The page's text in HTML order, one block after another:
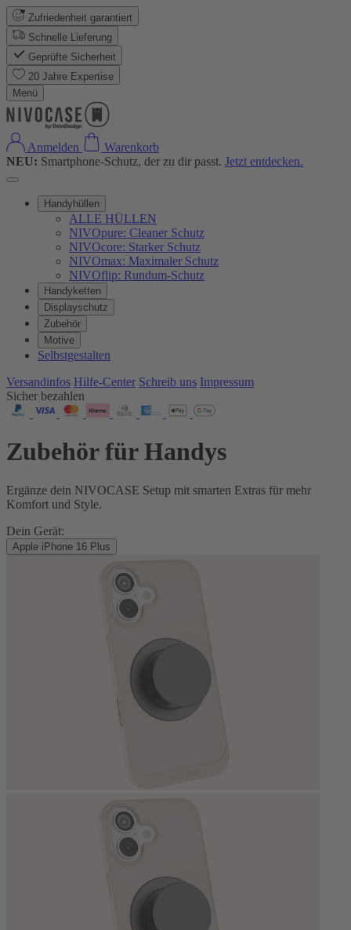
Zufriedenheit garantiert
Schnelle Lieferung
Geprüfte Sicherheit
20 Jahre Expertise
Menü
Anmelden
Warenkorb
NEU: Smartphone-Schutz, der zu dir passt. Jetzt entdecken.
Handyhüllen
ALLE HÜLLEN
NIVOpure: Cleaner Schutz
NIVOcore: Starker Schutz
NIVOmax: Maximaler Schutz
NIVOflip: Rundum-Schutz
Handyketten
Displayschutz
Zubehör
Motive
Selbstgestalten
Versandinfos Hilfe-Center Schreib uns Impressum
Sicher bezahlen
Zubehör für Handys
Ergänze dein NIVOCASE Setup mit smarten Extras für mehr
Komfort und Style.
Dein Gerät:
Apple iPhone 16 Plus